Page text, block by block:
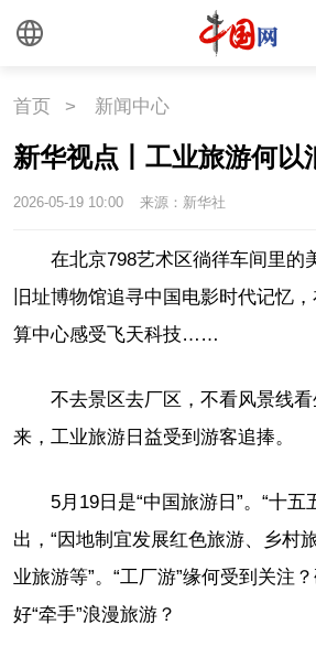
首页 > 新闻中心
新华视点丨工业旅游何以
2026-05-19 10:00 来源：新华社
在北京798艺术区徜徉车间里的
旧址博物馆追寻中国电影时代记忆
算中心感受飞天科技……
不去景区去厂区，不看风景线
来，工业旅游日益受到游客追捧。
5月19日是“中国旅游日”。“十五
出，“因地制宜发展红色旅游、乡村
业旅游等”。“工厂游”缘何受到关注
好“牵手”浪漫旅游？